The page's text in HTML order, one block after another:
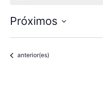
Próximos
la
Eventos
anterior(es)